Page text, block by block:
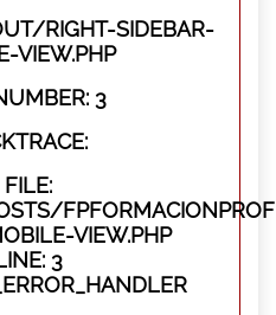
RIGHT-SIDEBAR-
VIEW.PHP
3
FILE:
VIEW.PHP
3